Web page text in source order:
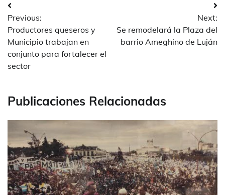
Navegación
de
entradas
Previous:
Productores queseros y
Municipio trabajan en
conjunto para fortalecer el
sector
Next:
Se remodelará la Plaza del
barrio Ameghino de Luján
Publicaciones Relacionadas